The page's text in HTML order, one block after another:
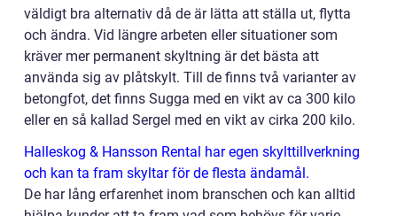
väldigt bra alternativ då de är lätta att ställa ut, flytta
och ändra. Vid längre arbeten eller situationer som
kräver mer permanent skyltning är det bästa att
använda sig av plåtskylt. Till de finns två varianter av
betongfot, det finns Sugga med en vikt av ca 300 kilo
eller en så kallad Sergel med en vikt av cirka 200 kilo.
Halleskog & Hansson Rental har egen skylttillverkning
och kan ta fram skyltar för de flesta ändamål.
De har lång erfarenhet inom branschen och kan alltid